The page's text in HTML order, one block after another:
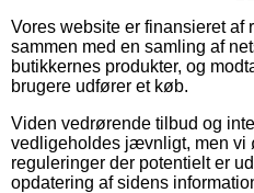
Vores website er finansieret af
sammen med en samling af
butikkernes produkter, og
brugere udfører et køb.
Viden vedrørende tilbud og
vedligeholdes jævnligt, men vi
reguleringer der potentielt er
opdatering af sidens